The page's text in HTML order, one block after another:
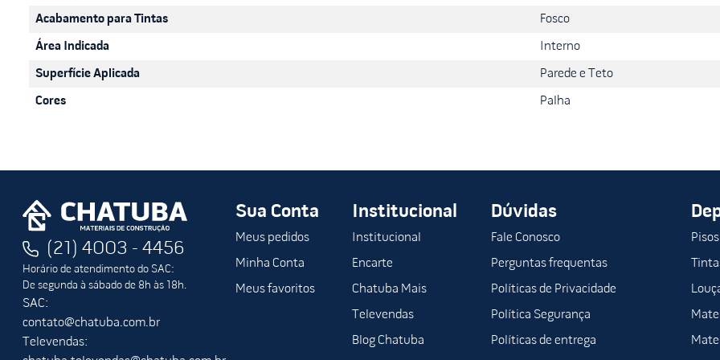
* **Acabamento Profissional:** Desenvolvida para facilitar a aplicação, minimizando respingos e garantindo uma parede lisa e
| **Conteúdo** | 3,6 Litros |
| **Acabamento** | Fosco Aveludado (ideal para disfarçar imperfeições) |
| **Ambiente** | Interno e Externo |
| **Secagem** | Toque: 1h / Entre demãos: 4h / Final: 12h |
---
### Transforme seu ambiente hoje mesmo!
Acabamento para Tintas Fosco
Área Indicada Interno
Superfície Aplicada Parede e Teto
Cores Palha
(21) 4003 - 4456
Horário de atendimento do SAC:
De segunda à sábado de 8h às 18h.
SAC:
contato@chatuba.com.br
Televendas:
Sua Conta
Meus pedidos
Minha Conta
Meus favoritos
Institucional
Institucional
Encarte
Chatuba Mais
Televendas
Blog Chatuba
Dúvidas
Fale Conosco
Perguntas frequentas
Políticas de Privacidade
Política Segurança
Políticas de entrega